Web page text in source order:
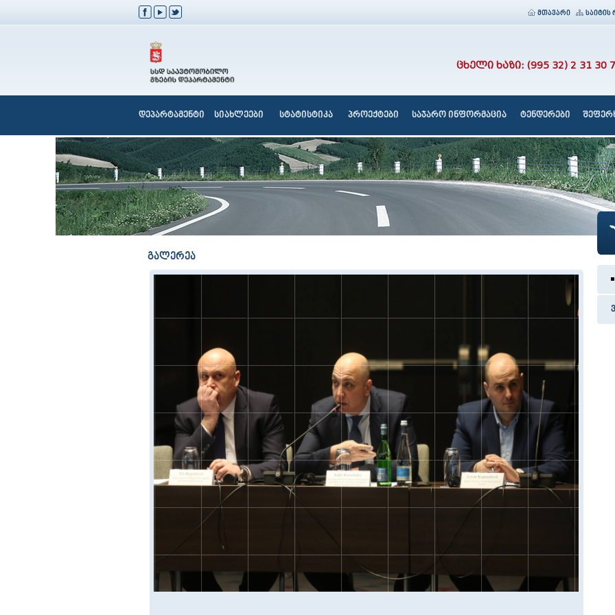
მთავარი საიტის
ცხელი ხაზი: (995 32) 2 31 30
დეპარტამენტი სიახლეები სტატისტიკა პროექტები საჯარო ინფორმაცია ტენდერები
გალერეა